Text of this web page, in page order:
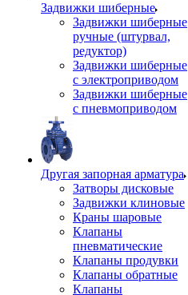
Задвижки шиберные
Задвижки шиберные
ручные (штурвал,
редуктор)
Задвижки шиберные
с электроприводом
Задвижки шиберные
с пневмоприводом
Другая запорная арматура
Затворы дисковые
Задвижки клиновые
Краны шаровые
Клапаны
пневматические
Клапаны продувки
Клапаны обратные
Клапаны